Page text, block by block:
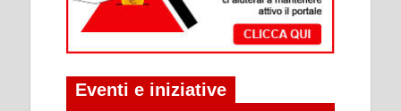
Eventi e iniziative